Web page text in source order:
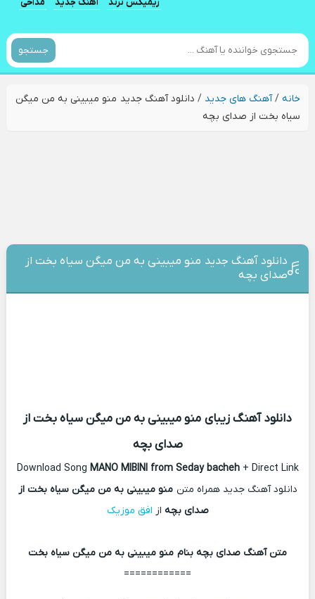
جستجو
خانه/آهنگ های جدید / دانلود آهنگ جدید منو میبینی به من میگن
سیاه بخت از صدای بچه
دانلود آهنگ جدید منو میبینی به من میگن سیاه بخت از
صدای بچه
دانلود آهنگ زیبای منو میبینی به من میگن سیاه بخت از
صدای بچه
Download Song MANO MIBINI from Seday bacheh+ Direct Link
دانلود آهنگ جدید همراه متن منو میبینی به من میگن سیاه بخت از
صدای بچه از افق موزیک
متن آهنگ صدای بچه بنام منو میبینی به من میگن سیاه بخت
============